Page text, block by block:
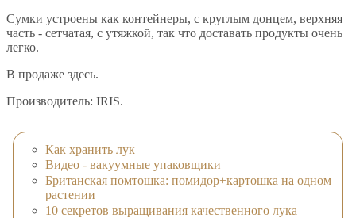
Сумки устроены как контейнеры, с круглым донцем, верхняя
часть - сетчатая, с утяжкой, так что доставать продукты очень
легко.
В продаже здесь.
Производитель: IRIS.
Как хранить лук
Видео - вакуумные упаковщики
Британская помтошка: помидор+картошка на одном
растении
10 секретов выращивания качественного лука